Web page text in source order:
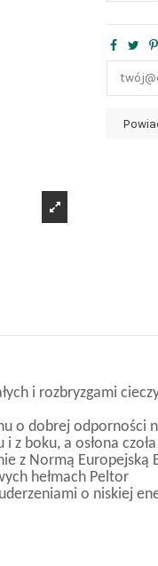
i rozbryzgami
o dobrej odporności
z boku, a osłona
z Normą Europejską
hełmach Peltor
o niskiej